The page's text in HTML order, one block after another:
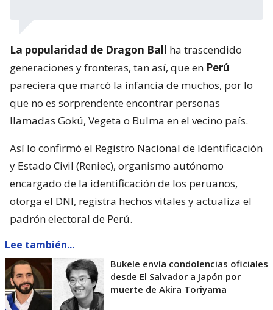
La popularidad de Dragon Ball ha trascendido
generaciones y fronteras, tan así, que en Perú
pareciera que marcó la infancia de muchos, por lo
que no es sorprendente encontrar personas
llamadas Gokú, Vegeta o Bulma en el vecino país.
Así lo confirmó el Registro Nacional de Identificación
y Estado Civil (Reniec), organismo autónomo
encargado de la identificación de los peruanos,
otorga el DNI, registra hechos vitales y actualiza el
padrón electoral de Perú.
Lee también...
Bukele envía condolencias oficiales
desde El Salvador a Japón por
muerte de Akira Toriyama